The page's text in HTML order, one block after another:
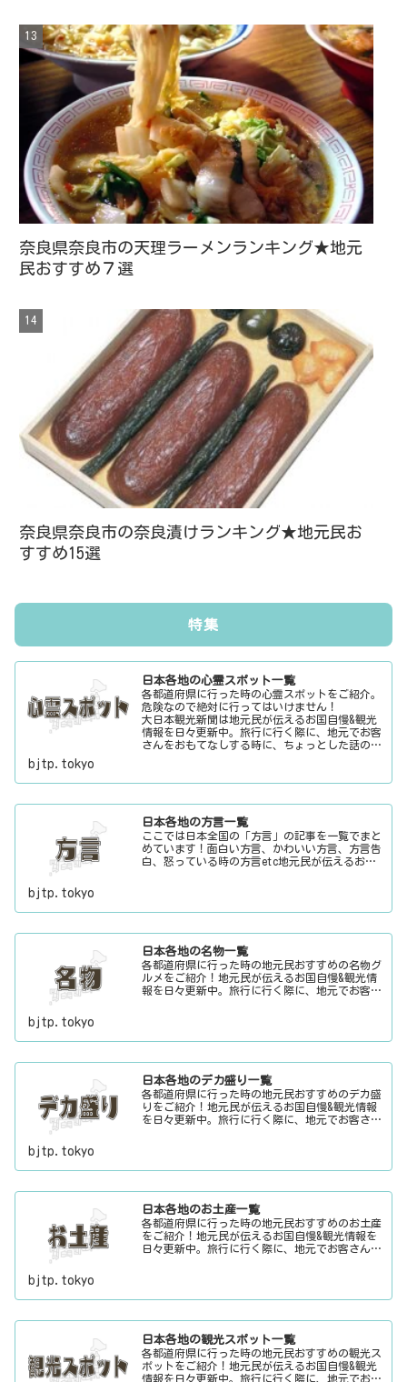
奈良県奈良市の天理ラーメンランキング★地元
民おすすめ７選
奈良県奈良市の奈良漬けランキング★地元民お
すすめ15選
特集
日本各地の心霊スポット一覧
各都道府県に行った時の心霊スポットをご紹介。
危険なので絶対に行ってはいけません！
大日本観光新聞は地元民が伝えるお国自慢&観光
情報を日々更新中。旅行に行く際に、地元でお客
さんをおもてなしする時に、ちょっとした話のネ
bjtp.tokyo
日本各地の方言一覧
ここでは日本全国の「方言」の記事を一覧でまと
めています！面白い方言、かわいい方言、方言告
白、怒っている時の方言etc地元民が伝えるお国
bjtp.tokyo
日本各地の名物一覧
各都道府県に行った時の地元民おすすめの名物グ
ルメをご紹介！地元民が伝えるお国自慢&観光情
報を日々更新中。旅行に行く際に、地元でお客さ
bjtp.tokyo
日本各地のデカ盛り一覧
各都道府県に行った時の地元民おすすめのデカ盛
りをご紹介！地元民が伝えるお国自慢&観光情報
を日々更新中。旅行に行く際に、地元でお客さん
bjtp.tokyo
日本各地のお土産一覧
各都道府県に行った時の地元民おすすめのお土産
をご紹介！地元民が伝えるお国自慢&観光情報を
日々更新中。旅行に行く際に、地元でお客さんを
bjtp.tokyo
日本各地の観光スポット一覧
各都道府県に行った時の地元民おすすめの観光ス
ポットをご紹介！地元民が伝えるお国自慢&観光
情報を日々更新中。旅行に行く際に、地元でお客